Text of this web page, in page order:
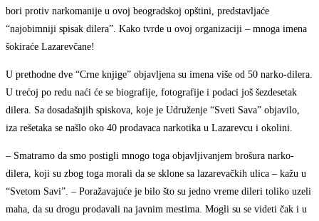
bori protiv narkomanije u ovoj beogradskoj opštini, predstavljaće
“najobimniji spisak dilera”. Kako tvrde u ovoj organizaciji – mnoga imena
šokiraće Lazarevčane!
U prethodne dve “Crne knjige” objavljena su imena više od 50 narko-dilera.
U trećoj po redu naći će se biografije, fotografije i podaci još šezdesetak
dilera. Sa dosadašnjih spiskova, koje je Udruženje “Sveti Sava” objavilo,
iza rešetaka se našlo oko 40 prodavaca narkotika u Lazarevcu i okolini.
– Smatramo da smo postigli mnogo toga objavljivanjem brošura narko-
dilera, koji su zbog toga morali da se sklone sa lazarevačkih ulica – kažu u
“Svetom Savi”. – Poražavajuće je bilo što su jedno vreme dileri toliko uzeli
maha, da su drogu prodavali na javnim mestima. Mogli su se videti čak i u